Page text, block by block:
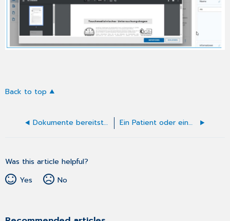
Back to top
Dokumente bereitstellen Ein Patient oder eine Patientin hat der ePA für alle widersprochen. Kann ich diese Informationen beim Patienten hinterlegen?
Was this article helpful?
Yes
No